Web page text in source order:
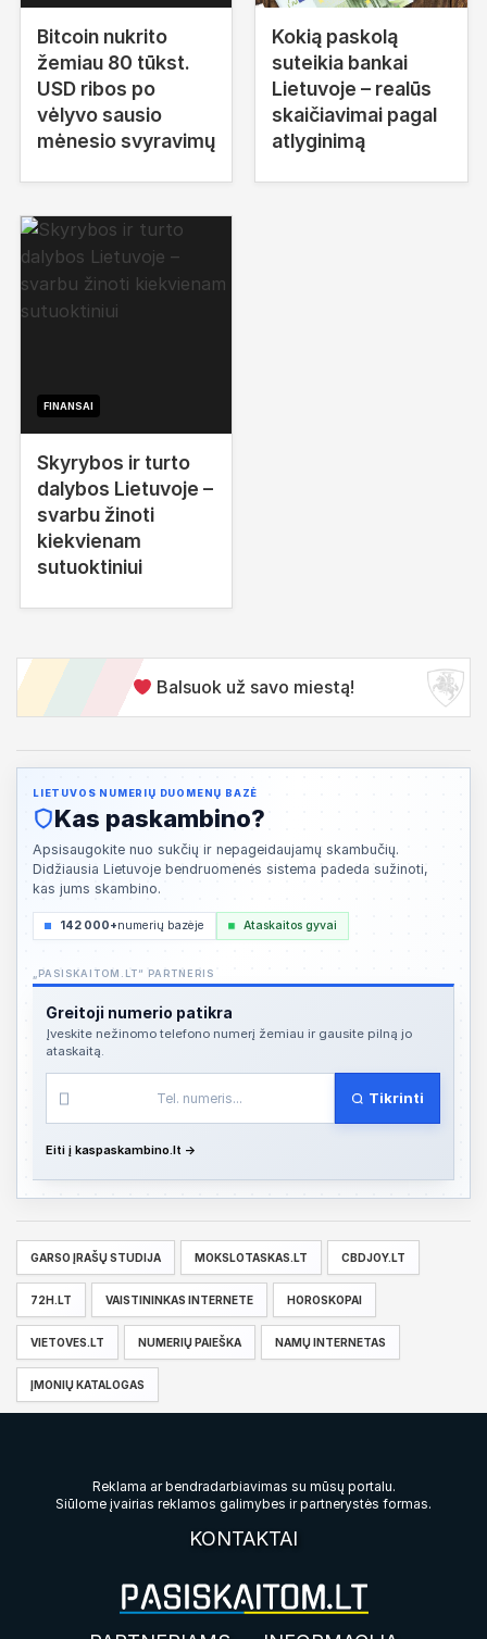
Bitcoin nukrito
žemiau 80 tūkst.
USD ribos po
vėlyvo sausio
mėnesio svyravimų
Kokią paskolą
suteikia bankai
Lietuvoje – realūs
skaičiavimai pagal
atlyginimą
FINANSAI
Skyrybos ir turto
dalybos Lietuvoje –
svarbu žinoti
kiekvienam
sutuoktiniui
Balsuok už savo miestą!
LIETUVOS NUMERIŲ DUOMENŲ BAZĖ
Kas paskambino?
Apsisaugokite nuo sukčių ir nepageidaujamų skambučių.
Didžiausia Lietuvoje bendruomenės sistema padeda sužinoti,
kas jums skambino.
142 000+numerių bazėje Ataskaitos gyvai
„PASISKAITOM.LT“ PARTNERIS
Greitoji numerio patikra
Įveskite nežinomo telefono numerį žemiau ir gausite pilną jo
ataskaitą.
Tikrinti
Eiti į kaspaskambino.lt →
GARSO ĮRAŠŲ STUDIJA MOKSLOTASKAS.LT CBDJOY.LT
72H.LT VAISTININKAS INTERNETE HOROSKOPAI
VIETOVES.LT NUMERIŲ PAIEŠKA NAMŲ INTERNETAS
ĮMONIŲ KATALOGAS
Reklama ar bendradarbiavimas su mūsų portalu.
Siūlome įvairias reklamos galimybes ir partnerystės formas.
KONTAKTAI